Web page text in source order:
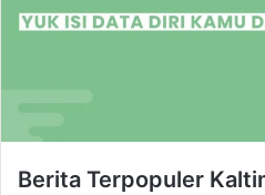
Berita Terpopuler